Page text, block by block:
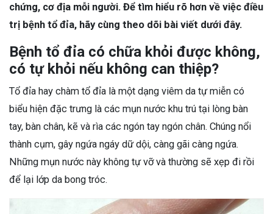
chứng, cơ địa mỗi người. Để tìm hiểu rõ hơn về việc điều
trị bệnh tổ đỉa, hãy cùng theo dõi bài viết dưới đây.
Bệnh tổ đỉa có chữa khỏi được không,
có tự khỏi nếu không can thiệp?
Tổ đỉa hay chàm tổ đỉa là một dạng viêm da tự miễn có
biểu hiện đặc trưng là các mụn nước khu trú tại lòng bàn
tay, bàn chân, kẽ và rìa các ngón tay ngón chân. Chúng nổi
thành cụm, gây ngứa ngáy dữ dội, càng gãi càng ngứa.
Những mụn nước này không tự vỡ và thường sẽ xẹp đi rồi
để lại lớp da bong tróc.